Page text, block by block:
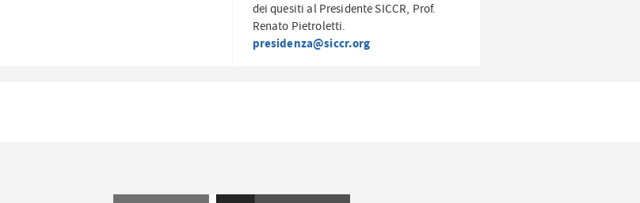
dei quesiti al Presidente SICCR, Prof.
Renato Pietroletti.
presidenza@siccr.org